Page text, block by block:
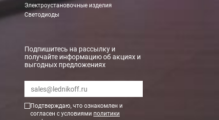
Электроустановочные изделия
Светодиоды
Подпишитесь на рассылку и
получайте информацию об акциях и
выгодных предложениях
Подтверждаю, что ознакомлен и
согласен с условиями политики